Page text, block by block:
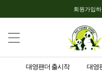
회원가입
대영팬더 출시작 대영